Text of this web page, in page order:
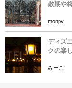
散期や
monpy
ディズ
クの楽
みーこ